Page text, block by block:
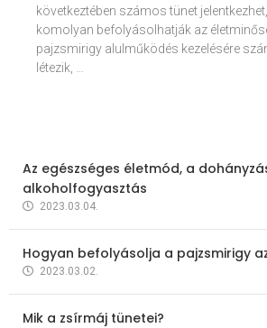
következtében számos tünet
komolyan befolyásolhatják az
pajzsmirigy alulműködés kezelésére
létezik, …
Az egészséges életmód, a
alkoholfogyasztás
2023.03.04.
Hogyan befolyásolja a pajzsmirigy
2023.03.02.
Mik a zsírmáj tünetei?